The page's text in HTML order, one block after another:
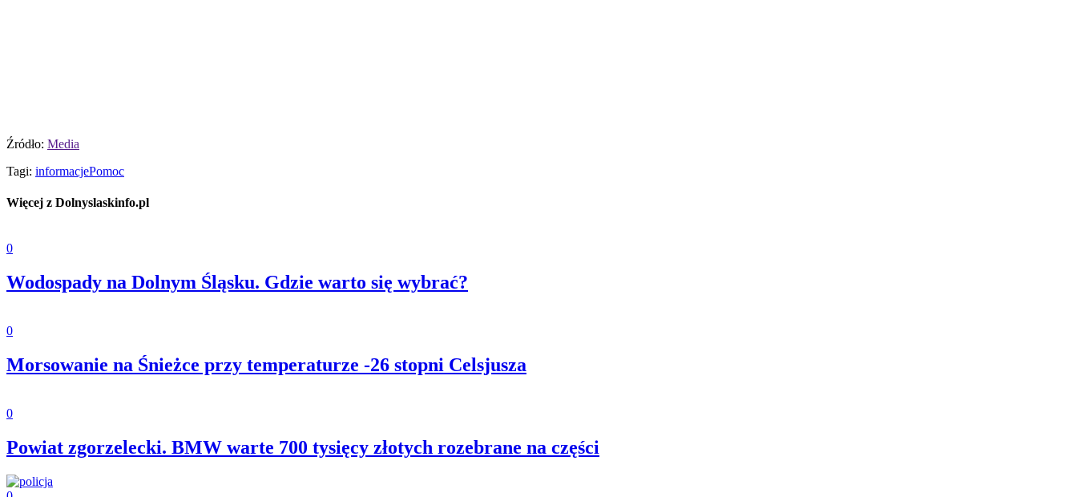
Źródło: Media
Tagi: informacjePomoc
Więcej z Dolnyslaskinfo.pl
0
Wodospady na Dolnym Śląsku. Gdzie warto się wybrać?
0
Morsowanie na Śnieżce przy temperaturze -26 stopni Celsjusza
0
Powiat zgorzelecki. BMW warte 700 tysięcy złotych rozebrane na części